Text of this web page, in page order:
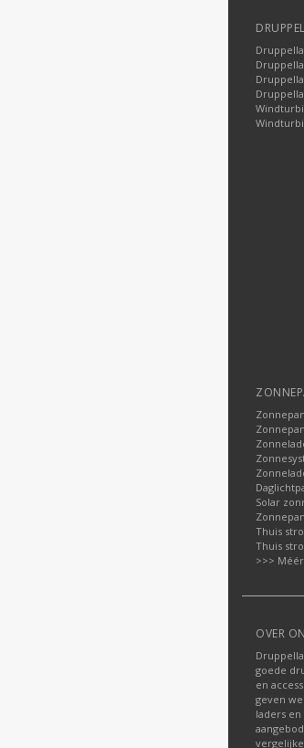
Solar
Thuis
Thuis
>>>
OVER
goede
en
geven
laders